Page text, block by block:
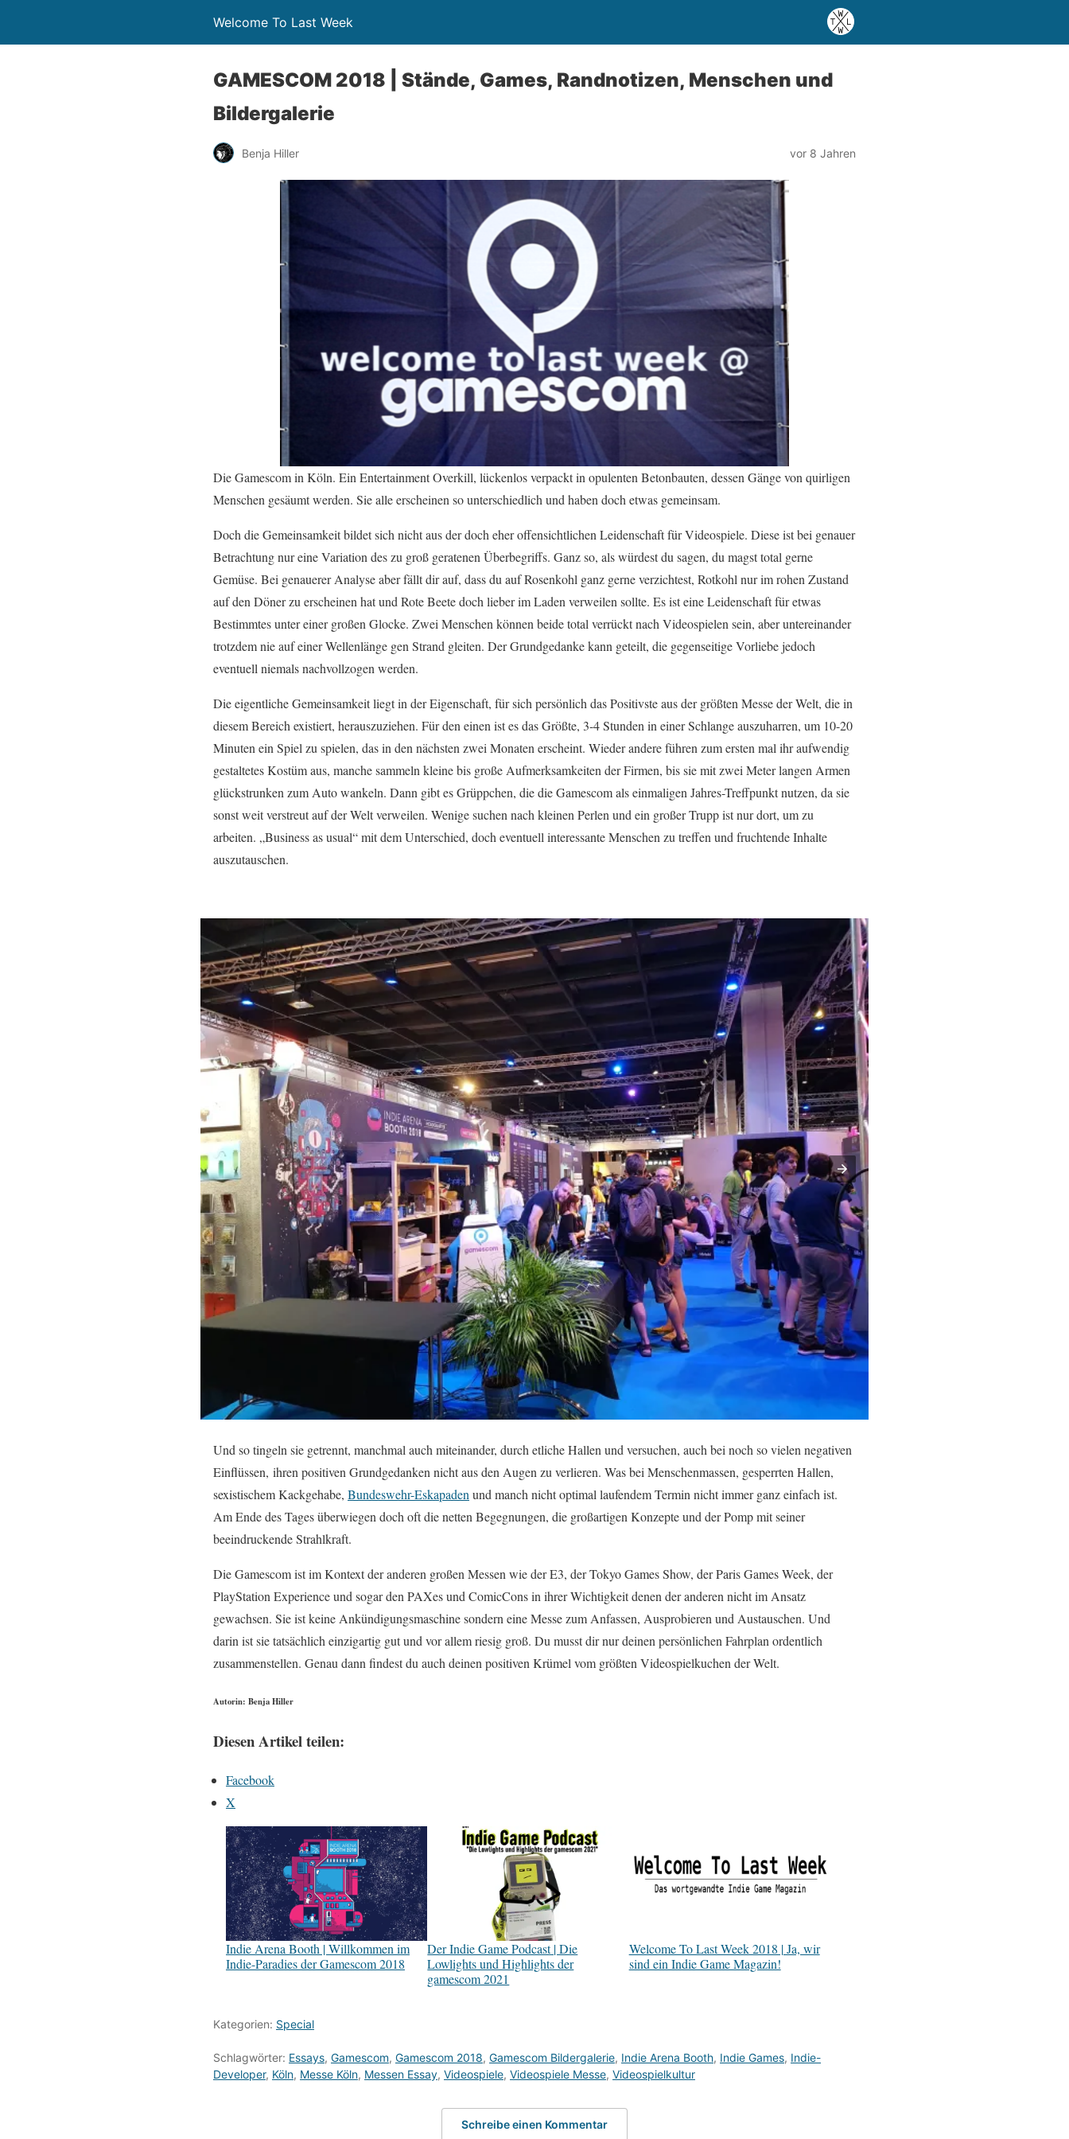
Welcome To Last Week
GAMESCOM 2018 | Stände, Games, Randnotizen, Menschen und
Bildergalerie
Benja Hiller vor 8 Jahren
Die Gamescom in Köln. Ein Entertainment Overkill, lückenlos verpackt in opulenten Betonbauten, dessen Gänge von quirligen
Menschen gesäumt werden. Sie alle erscheinen so unterschiedlich und haben doch etwas gemeinsam.
Doch die Gemeinsamkeit bildet sich nicht aus der doch eher offensichtlichen Leidenschaft für Videospiele. Diese ist bei genauer
Betrachtung nur eine Variation des zu groß geratenen Überbegriffs. Ganz so, als würdest du sagen, du magst total gerne
Gemüse. Bei genauerer Analyse aber fällt dir auf, dass du auf Rosenkohl ganz gerne verzichtest, Rotkohl nur im rohen Zustand
auf den Döner zu erscheinen hat und Rote Beete doch lieber im Laden verweilen sollte. Es ist eine Leidenschaft für etwas
Bestimmtes unter einer großen Glocke. Zwei Menschen können beide total verrückt nach Videospielen sein, aber untereinander
trotzdem nie auf einer Wellenlänge gen Strand gleiten. Der Grundgedanke kann geteilt, die gegenseitige Vorliebe jedoch
eventuell niemals nachvollzogen werden.
Die eigentliche Gemeinsamkeit liegt in der Eigenschaft, für sich persönlich das Positivste aus der größten Messe der Welt, die in
diesem Bereich existiert, herauszuziehen. Für den einen ist es das Größte, 3-4 Stunden in einer Schlange auszuharren, um 10-20
Minuten ein Spiel zu spielen, das in den nächsten zwei Monaten erscheint. Wieder andere führen zum ersten mal ihr aufwendig
gestaltetes Kostüm aus, manche sammeln kleine bis große Aufmerksamkeiten der Firmen, bis sie mit zwei Meter langen Armen
glückstrunken zum Auto wankeln. Dann gibt es Grüppchen, die die Gamescom als einmaligen Jahres-Treffpunkt nutzen, da sie
sonst weit verstreut auf der Welt verweilen. Wenige suchen nach kleinen Perlen und ein großer Trupp ist nur dort, um zu
arbeiten. „Business as usual“ mit dem Unterschied, doch eventuell interessante Menschen zu treffen und fruchtende Inhalte
auszutauschen.
Und so tingeln sie getrennt, manchmal auch miteinander, durch etliche Hallen und versuchen, auch bei noch so vielen negativen
Einflüssen, ihren positiven Grundgedanken nicht aus den Augen zu verlieren. Was bei Menschenmassen, gesperrten Hallen,
sexistischem Kackgehabe, Bundeswehr-Eskapaden und manch nicht optimal laufendem Termin nicht immer ganz einfach ist.
Am Ende des Tages überwiegen doch oft die netten Begegnungen, die großartigen Konzepte und der Pomp mit seiner
beeindruckende Strahlkraft.
Die Gamescom ist im Kontext der anderen großen Messen wie der E3, der Tokyo Games Show, der Paris Games Week, der
PlayStation Experience und sogar den PAXes und ComicCons in ihrer Wichtigkeit denen der anderen nicht im Ansatz
gewachsen. Sie ist keine Ankündigungsmaschine sondern eine Messe zum Anfassen, Ausprobieren und Austauschen. Und
darin ist sie tatsächlich einzigartig gut und vor allem riesig groß. Du musst dir nur deinen persönlichen Fahrplan ordentlich
zusammenstellen. Genau dann findest du auch deinen positiven Krümel vom größten Videospielkuchen der Welt.
Autorin: Benja Hiller
Diesen Artikel teilen:
Facebook
X
Indie Arena Booth | Willkommen im
Indie-Paradies der Gamescom 2018
Der Indie Game Podcast | Die
Lowlights und Highlights der
gamescom 2021
Welcome To Last Week 2018 | Ja, wir
sind ein Indie Game Magazin!
Kategorien: Special
Schlagwörter: Essays, Gamescom, Gamescom 2018, Gamescom Bildergalerie, Indie Arena Booth, Indie Games, Indie-
Developer, Köln, Messe Köln, Messen Essay, Videospiele, Videospiele Messe, Videospielkultur
Schreibe einen Kommentar